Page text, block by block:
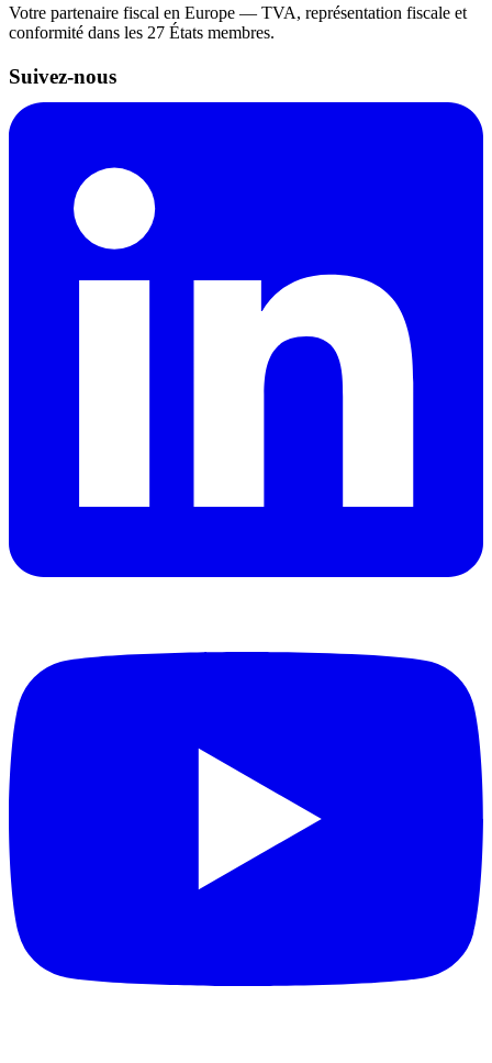
Votre partenaire fiscal en Europe — TVA, représentation fiscale et
conformité dans les 27 États membres.
Suivez-nous